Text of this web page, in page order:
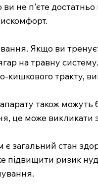
не п'єте
Якщо ви
на травну
кишкового тракту,
також можуть
це може
загальний стан
ризик